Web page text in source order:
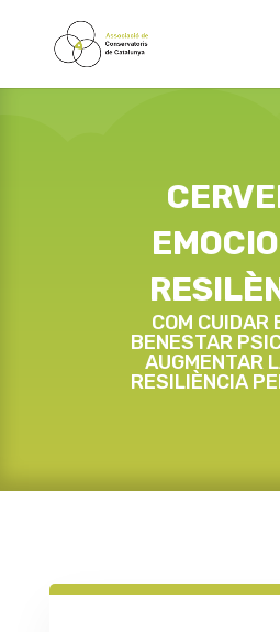
COM CUIDAR
BENESTAR
AUGMENTAR
RESILIÈNCIA